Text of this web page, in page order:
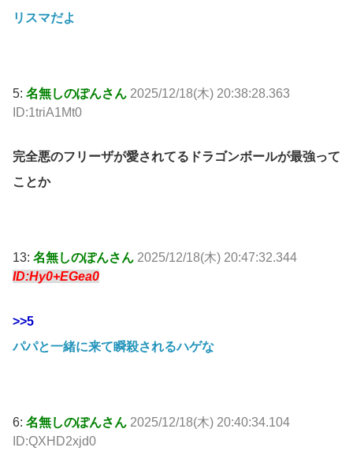
リスマだよ
5: 名無しのぽんさん 2025/12/18(木) 20:38:28.363
ID:1triA1Mt0
完全悪のフリーザが愛されてるドラゴンボールが最強って
ことか
13: 名無しのぽんさん 2025/12/18(木) 20:47:32.344
ID:Hy0+EGea0
>>5
パパと一緒に来て瞬殺されるハゲな
6: 名無しのぽんさん 2025/12/18(木) 20:40:34.104
ID:QXHD2xjd0